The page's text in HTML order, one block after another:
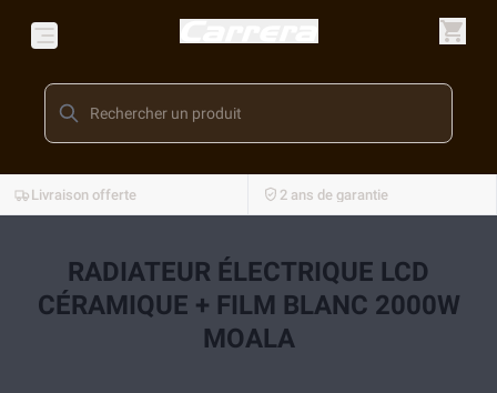
Livraison offerte 2 ans de garantie
RADIATEUR ÉLECTRIQUE LCD
CÉRAMIQUE + FILM BLANC 2000W
MOALA